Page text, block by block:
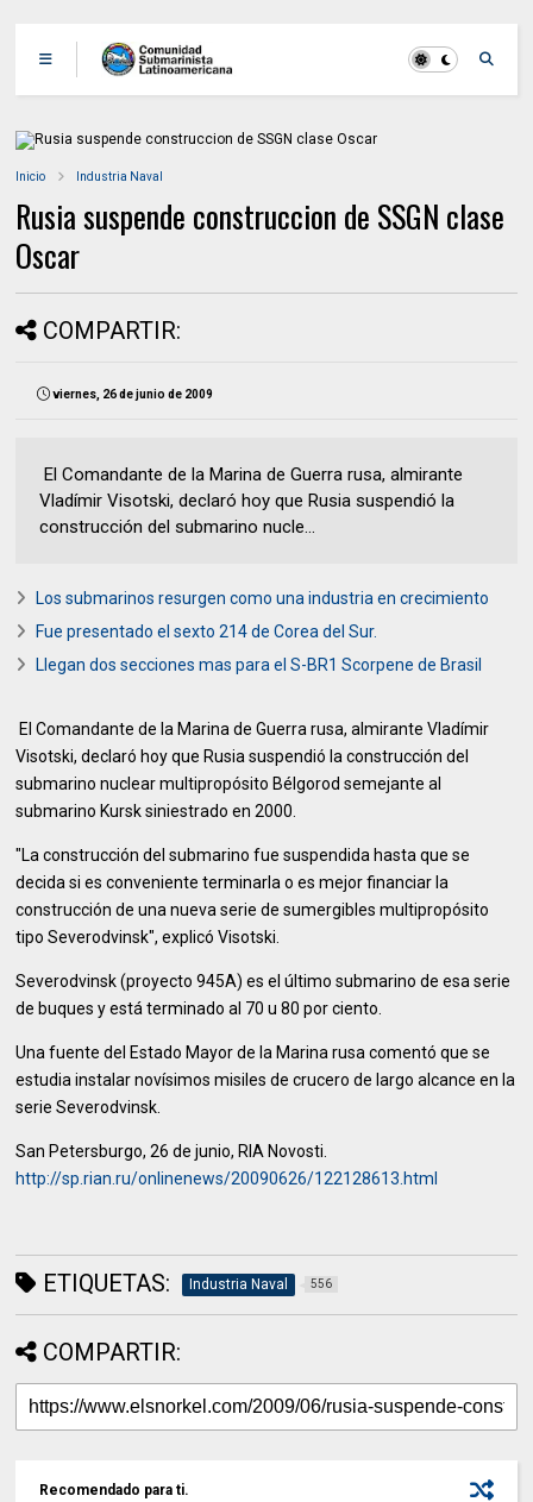
Inicio Industria Naval
Rusia suspende construccion de SSGN clase
Oscar
COMPARTIR:
viernes, 26 de junio de 2009
El Comandante de la Marina de Guerra rusa, almirante
Vladímir Visotski, declaró hoy que Rusia suspendió la
construcción del submarino nucle...
Los submarinos resurgen como una industria en crecimiento
Fue presentado el sexto 214 de Corea del Sur.
Llegan dos secciones mas para el S-BR1 Scorpene de Brasil
El Comandante de la Marina de Guerra rusa, almirante Vladímir
Visotski, declaró hoy que Rusia suspendió la construcción del
submarino nuclear multipropósito Bélgorod semejante al
submarino Kursk siniestrado en 2000.
"La construcción del submarino fue suspendida hasta que se
decida si es conveniente terminarla o es mejor financiar la
construcción de una nueva serie de sumergibles multipropósito
tipo Severodvinsk", explicó Visotski.
Severodvinsk (proyecto 945A) es el último submarino de esa serie
de buques y está terminado al 70 u 80 por ciento.
Una fuente del Estado Mayor de la Marina rusa comentó que se
estudia instalar novísimos misiles de crucero de largo alcance en la
serie Severodvinsk.
San Petersburgo, 26 de junio, RIA Novosti.
http://sp.rian.ru/onlinenews/20090626/122128613.html
ETIQUETAS: Industria Naval 556
COMPARTIR:
Recomendado para ti.